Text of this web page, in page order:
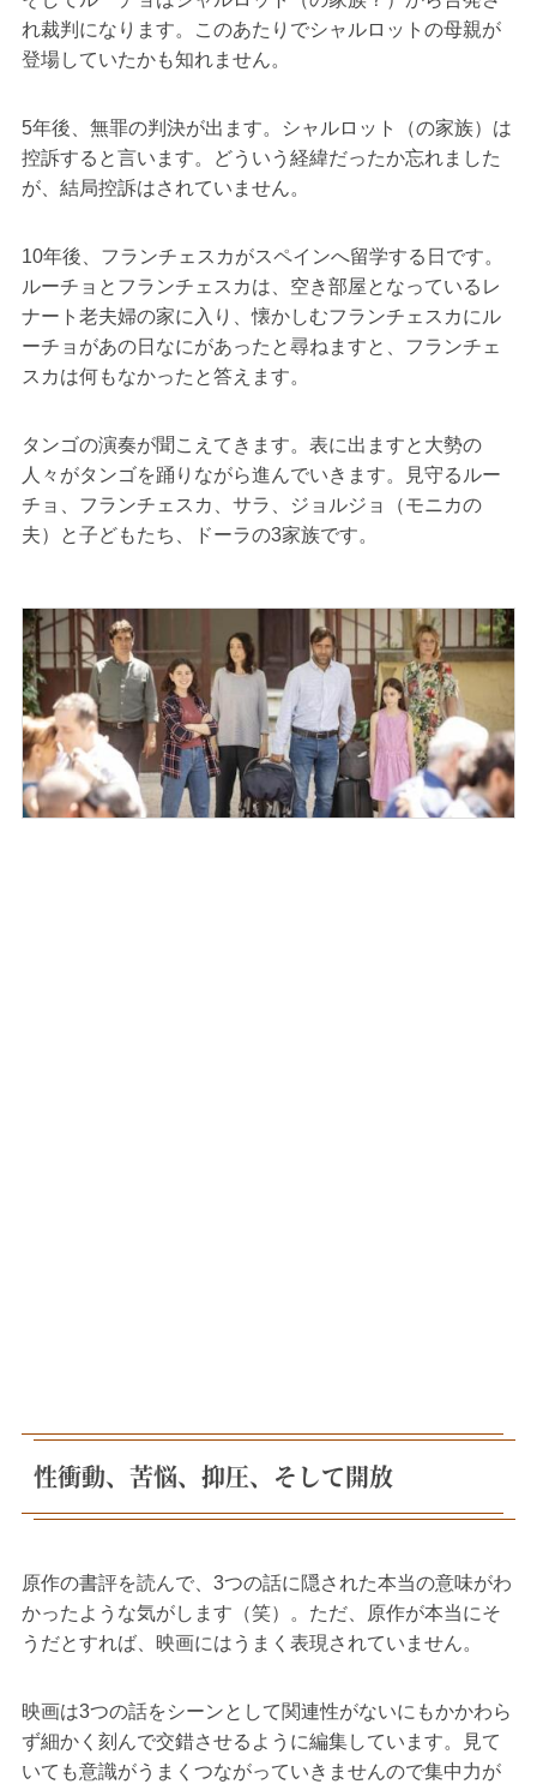
れ裁判になります。このあたりでシャルロットの母親が
登場していたかも知れません。
5年後、無罪の判決が出ます。シャルロット（の家族）は
控訴すると言います。どういう経緯だったか忘れました
が、結局控訴はされていません。
10年後、フランチェスカがスペインへ留学する日です。
ルーチョとフランチェスカは、空き部屋となっているレ
ナート老夫婦の家に入り、懐かしむフランチェスカにル
ーチョがあの日なにがあったと尋ねますと、フランチェ
スカは何もなかったと答えます。
タンゴの演奏が聞こえてきます。表に出ますと大勢の
人々がタンゴを踊りながら進んでいきます。見守るルー
チョ、フランチェスカ、サラ、ジョルジョ（モニカの
夫）と子どもたち、ドーラの3家族です。
性衝動、苦悩、抑圧、そして開放
原作の書評を読んで、3つの話に隠された本当の意味がわ
かったような気がします（笑）。ただ、原作が本当にそ
うだとすれば、映画にはうまく表現されていません。
映画は3つの話をシーンとして関連性がないにもかかわら
ず細かく刻んで交錯させるように編集しています。見て
いても意識がうまくつながっていきませんので集中力が